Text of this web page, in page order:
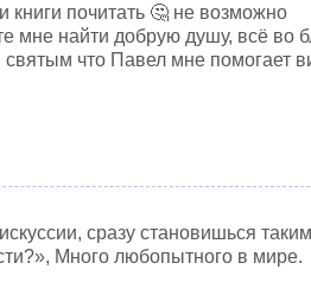
книги почитать 🤔 не возможно
мне найти добрую душу, всё во
что Павел мне помогает
сразу становишься
Много любопытного в мире.